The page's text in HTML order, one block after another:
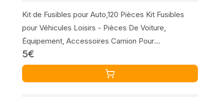
Kit de Fusibles pour Auto,120 Pièces Kit Fusibles
pour Véhicules Loisirs - Pièces De Voiture,
Équipement, Accessoires Camion Pour
Mécaniques, Amateurs, Débutants
5€